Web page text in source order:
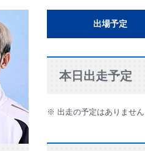
出場予定
本日出走予定
※ 出走の予定はありません